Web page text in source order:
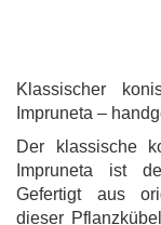
Klassischer
Impruneta –
Der klassische
Impruneta ist
Gefertigt aus
dieser